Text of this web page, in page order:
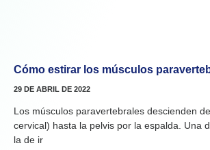
Cómo estirar los músculos
29 DE ABRIL DE 2022
Los músculos paravertebrales descienden
cervical) hasta la pelvis por la espalda. Una
la de ir